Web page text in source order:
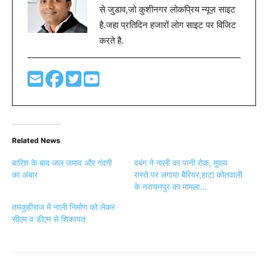
से जुडाव,जो कुशीनगर लोकप्रिय न्यूज़ साइट
है.जहा प्रतिदिन हजारों लोग साइट पर विजिट
करते है.
Related News
बारिश के बाद जल जमाव और गंदगी
का अंबार
दबंग ने नाली का पानी रोक, मुख्य
रास्ते पर लगाया बैरियर,हाटा कोतवाली
के नरायनपुर का मामला…
तमकुहीराज में नाली निर्माण को लेकर
सीएम व डीएम से शिकायत